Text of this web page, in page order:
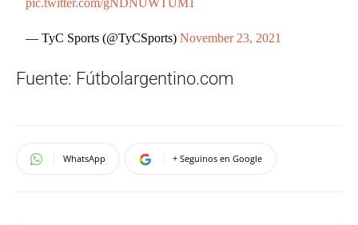
pic.twitter.com/gNDNUWTUM1
— TyC Sports (@TyCSports)November 23, 2021
Fuente: Fútbolargentino.com
WhatsApp + Seguinos en Google